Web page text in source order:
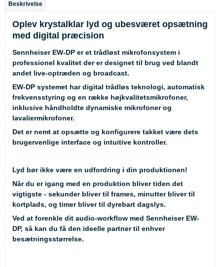
Beskrivelse
Oplev krystalklar lyd og ubesværet opsætning
med digital præcision
Sennheiser EW-DP er et trådløst mikrofonsystem i
professionel kvalitet der er designet til brug ved blandt
andet live-optræden og broadcast.
EW-DP systemet har digital trådløs teknologi, automatisk
frekvensstyring og en række højkvalitetsmikrofoner,
inklusive håndholdte dynamiske mikrofoner og
lavaliermikrofoner.
Det er nemt at opsætte og konfigurere takket være dets
brugervenlige interface og intuitive kontroller.
Lyd bør ikke være en udfordring i din produktionen!
Når du er igang med en produktion bliver tiden det
vigtigste - sekunder bliver til frames, minutter bliver til
kortplads, og timer bliver til dyrebart dagslys.
Ved at forenkle dit audio-workflow med Sennheiser EW-
DP, så kan du få den ideelle partner til enhver
besætningsstørrelse.